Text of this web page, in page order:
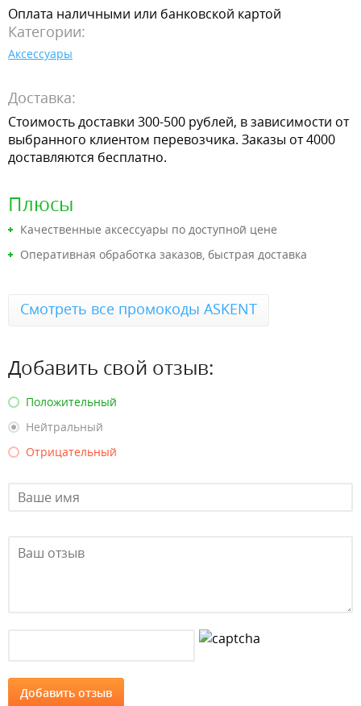
Оплата наличными или банковской картой
Категории:
Аксессуары
Доставка:
Стоимость доставки 300-500 рублей, в зависимости от
выбранного клиентом перевозчика. Заказы от 4000
доставляются бесплатно.
Плюсы
Качественные аксессуары по доступной цене
Оперативная обработка заказов, быстрая доставка
Смотреть все промокоды ASKENT
Добавить свой отзыв:
Положительный
Нейтральный
Отрицательный